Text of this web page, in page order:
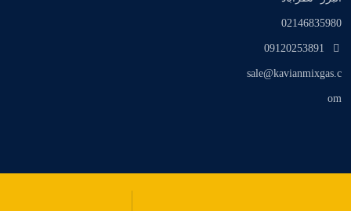
02146835980
09120253891
sale@kavianmixgas.c
om